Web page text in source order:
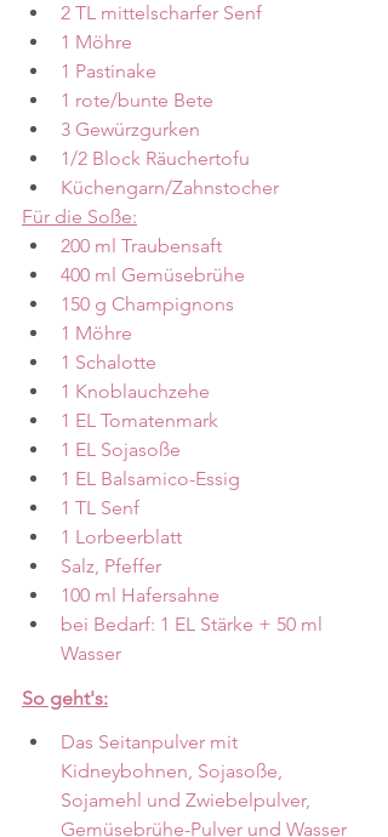
2 TL mittelscharfer Senf
1 Möhre
1 Pastinake
1 rote/bunte Bete
3 Gewürzgurken
1/2 Block Räuchertofu
Küchengarn/Zahnstocher
Für die Soße:
200 ml Traubensaft
400 ml Gemüsebrühe
150 g Champignons
1 Möhre
1 Schalotte
1 Knoblauchzehe
1 EL Tomatenmark
1 EL Sojasoße
1 EL Balsamico-Essig
1 TL Senf
1 Lorbeerblatt
Salz, Pfeffer
100 ml Hafersahne
bei Bedarf: 1 EL Stärke + 50 ml
Wasser
So geht's:
Das Seitanpulver mit
Kidneybohnen, Sojasoße,
Sojamehl und Zwiebelpulver,
Gemüsebrühe-Pulver und Wasser